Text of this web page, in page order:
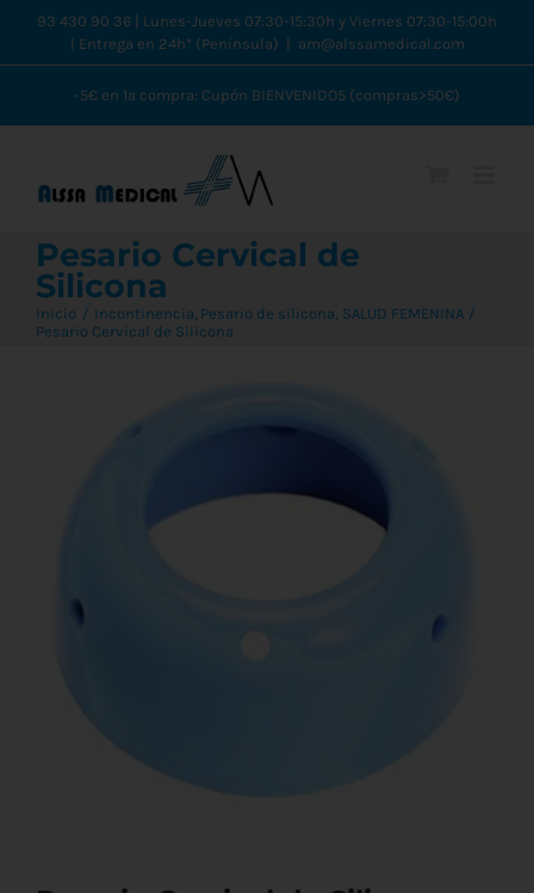
Saltar93 430 90 36 | Lunes-Jueves 07:30-15:30h y Viernes 07:30-15:00h
| Entrega en 24h* (Península)
am@alssamedical.com
-5€ en 1ª compra: Cupón BIENVENIDO5 (compras>50€)
Pesario Cervical de
Silicona
Inicio Incontinencia Pesario de silicona SALUD FEMENINA
Pesario Cervical de Silicona